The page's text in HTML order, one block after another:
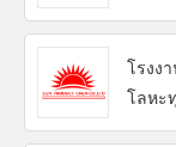
โรงง
โลหะ